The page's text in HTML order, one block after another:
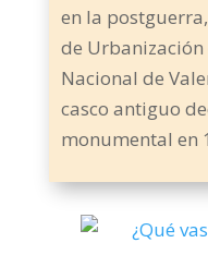
en la
de Urbanización
Nacional de
casco antiguo
monumental en